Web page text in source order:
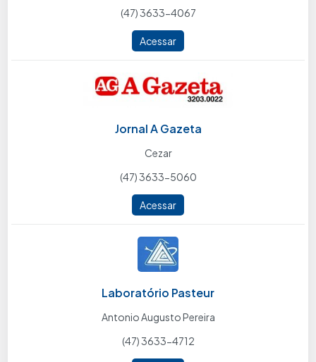
(47) 3633-4067
Acessar
Jornal A Gazeta
Cezar
(47) 3633-5060
Acessar
Laboratório Pasteur
Antonio Augusto Pereira
(47) 3633-4712